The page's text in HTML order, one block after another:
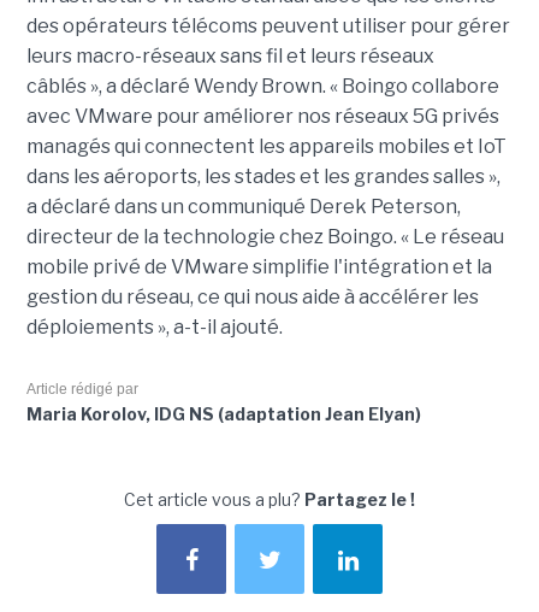
des opérateurs télécoms peuvent utiliser pour gérer
leurs macro-réseaux sans fil et leurs réseaux
câblés », a déclaré Wendy Brown. « Boingo collabore
avec VMware pour améliorer nos réseaux 5G privés
managés qui connectent les appareils mobiles et IoT
dans les aéroports, les stades et les grandes salles »,
a déclaré dans un communiqué Derek Peterson,
directeur de la technologie chez Boingo. « Le réseau
mobile privé de VMware simplifie l'intégration et la
gestion du réseau, ce qui nous aide à accélérer les
déploiements », a-t-il ajouté.
Article rédigé par
Maria Korolov, IDG NS (adaptation Jean Elyan)
Cet article vous a plu? Partagez le !